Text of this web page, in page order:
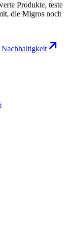
Produkte, teste
die Migros noch
Nachhaltigkeit